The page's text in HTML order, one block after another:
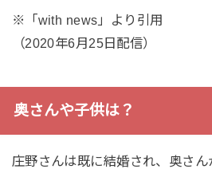
※「with news」より引用
（2020年6月25日配信）
奥さんや子供は？
庄野さんは既に結婚され、奥さん